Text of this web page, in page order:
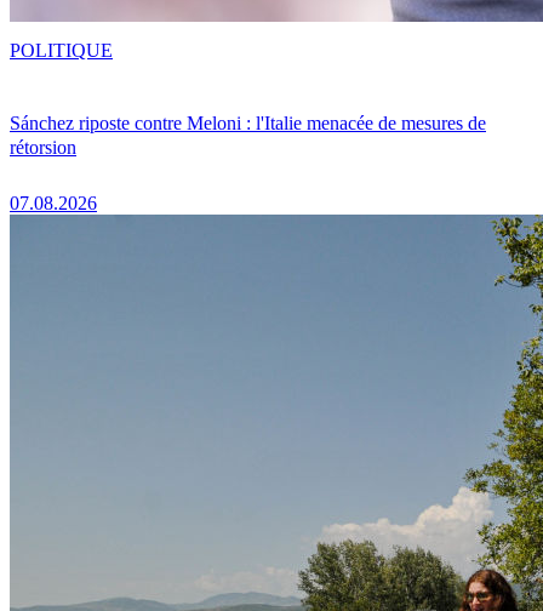
Sánchez riposte contre Meloni : l'Italie menacée de mesures de
rétorsion
07.08.2026
POLITIQUE